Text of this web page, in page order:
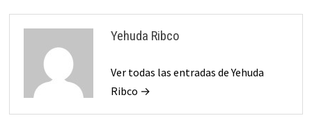
Yehuda Ribco
Ver todas las entradas de Yehuda
Ribco →